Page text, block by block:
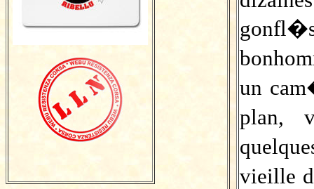
un
plan,
vieille